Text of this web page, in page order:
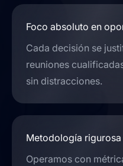
Foco absoluto en
Cada decisión se
reuniones
sin distracciones.
Metodología
Operamos con